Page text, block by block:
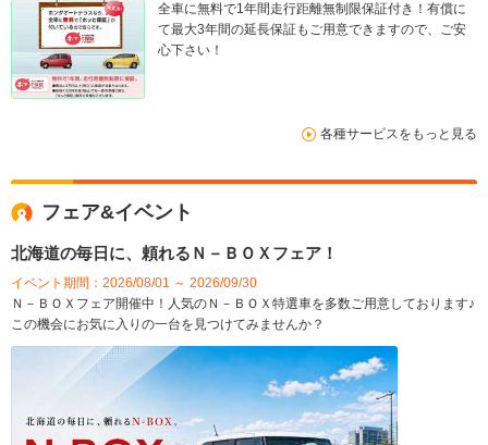
全車に無料で1年間走行距離無制限保証付き！有償に
て最大3年間の延長保証もご用意できますので、ご安
心下さい！
各種サービスをもっと見る
フェア&イベント
北海道の毎日に、頼れるＮ－ＢＯＸフェア！
イベント期間：2026/08/01 ～ 2026/09/30
Ｎ－ＢＯＸフェア開催中！人気のＮ－ＢＯＸ特選車を多数ご用意しております♪
この機会にお気に入りの一台を見つけてみませんか？